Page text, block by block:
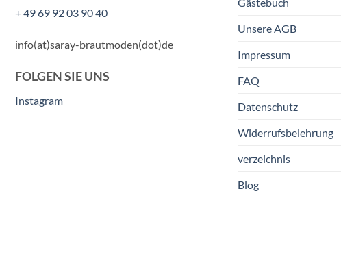
+ 49 69 92 03 90 40
info(at)saray-brautmoden(dot)de
FOLGEN SIE UNS
Instagram
Unsere AGB
Impressum
FAQ
Datenschutz
Widerrufsbelehrung
verzeichnis
Blog